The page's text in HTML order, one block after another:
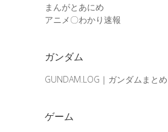
まんがとあにめ
アニメ〇わかり速報
ガンダム
GUNDAM.LOG｜ガンダムまと
ゲーム